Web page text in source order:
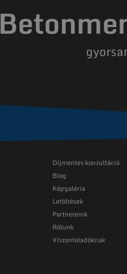
Díjmentes konzultáció
Blog
Képgaléria
Letöltések
Partnereink
Rólunk
Viszonteladóknak